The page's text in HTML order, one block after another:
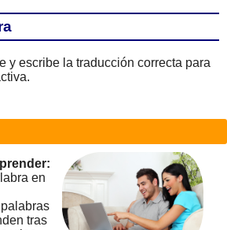
y escribe la traducción correcta para
en
tras